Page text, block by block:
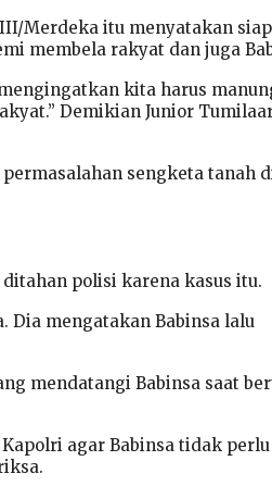
Merdeka itu menyatakan siap
membela rakyat dan juga
kita harus
Demikian Junior
sengketa tanah
polisi karena kasus itu.
Dia mengatakan Babinsa lalu
mendatangi Babinsa saat
agar Babinsa tidak perlu